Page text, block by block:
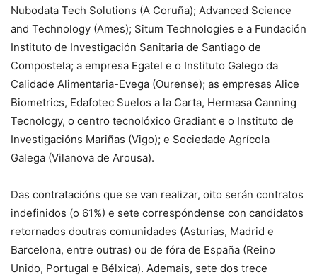
Nubodata Tech Solutions (A Coruña); Advanced Science
and Technology (Ames); Situm Technologies e a Fundación
Instituto de Investigación Sanitaria de Santiago de
Compostela; a empresa Egatel e o Instituto Galego da
Calidade Alimentaria-Evega (Ourense); as empresas Alice
Biometrics, Edafotec Suelos a la Carta, Hermasa Canning
Tecnology, o centro tecnolóxico Gradiant e o Instituto de
Investigacións Mariñas (Vigo); e Sociedade Agrícola
Galega (Vilanova de Arousa).
Das contratacións que se van realizar, oito serán contratos
indefinidos (o 61%) e sete correspóndense con candidatos
retornados doutras comunidades (Asturias, Madrid e
Barcelona, entre outras) ou de fóra de España (Reino
Unido, Portugal e Bélxica). Ademais, sete dos trece